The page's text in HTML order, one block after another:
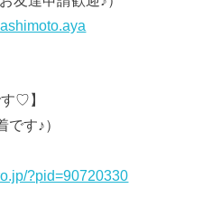
♡】
す♪）
?pid=90720330